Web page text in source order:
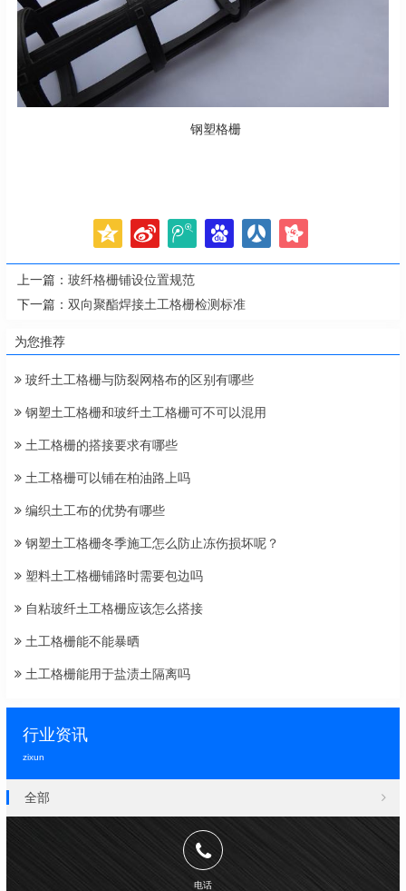
钢塑格栅
上一篇： 玻纤格栅铺设位置规范
下一篇： 双向聚酯焊接土工格栅检测标准
为您推荐
玻纤土工格栅与防裂网格布的区别有哪些
钢塑土工格栅和玻纤土工格栅可不可以混用
土工格栅的搭接要求有哪些
土工格栅可以铺在柏油路上吗
编织土工布的优势有哪些
钢塑土工格栅冬季施工怎么防止冻伤损坏呢？
塑料土工格栅铺路时需要包边吗
自粘玻纤土工格栅应该怎么搭接
土工格栅能不能暴晒
土工格栅能用于盐渍土隔离吗
行业资讯
zixun
全部
电话